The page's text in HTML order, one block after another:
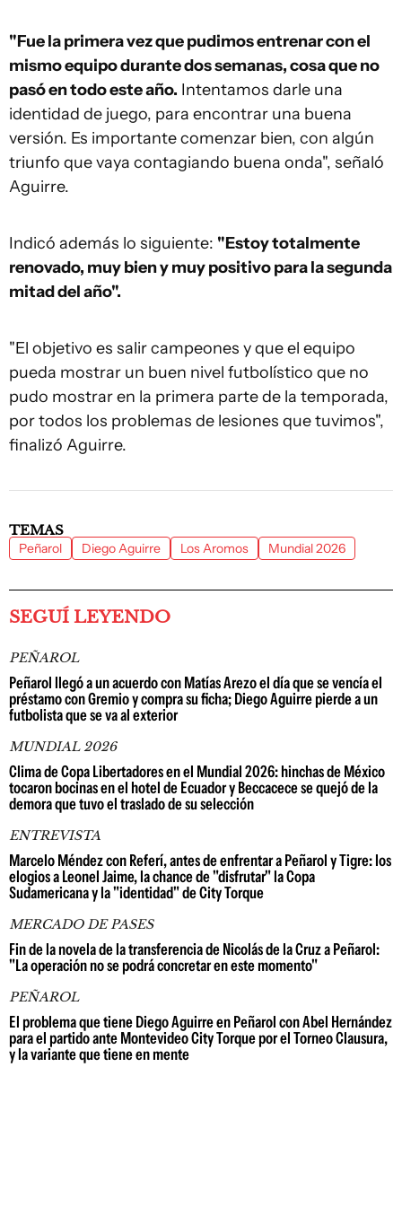
"Fue la primera vez que pudimos entrenar con el
mismo equipo durante dos semanas, cosa que no
pasó en todo este año. Intentamos darle una
identidad de juego, para encontrar una buena
versión. Es importante comenzar bien, con algún
triunfo que vaya contagiando buena onda", señaló
Aguirre.
Indicó además lo siguiente: "Estoy totalmente
renovado, muy bien y muy positivo para la segunda
mitad del año".
"El objetivo es salir campeones y que el equipo
pueda mostrar un buen nivel futbolístico que no
pudo mostrar en la primera parte de la temporada,
por todos los problemas de lesiones que tuvimos",
finalizó Aguirre.
TEMAS
Peñarol Diego Aguirre Los Aromos Mundial 2026
SEGUÍ LEYENDO
PEÑAROL
Peñarol llegó a un acuerdo con Matías Arezo el día que se vencía el
préstamo con Gremio y compra su ficha; Diego Aguirre pierde a un
futbolista que se va al exterior
MUNDIAL 2026
Clima de Copa Libertadores en el Mundial 2026: hinchas de México
tocaron bocinas en el hotel de Ecuador y Beccacece se quejó de la
demora que tuvo el traslado de su selección
ENTREVISTA
Marcelo Méndez con Referí, antes de enfrentar a Peñarol y Tigre: los
elogios a Leonel Jaime, la chance de "disfrutar" la Copa
Sudamericana y la "identidad" de City Torque
MERCADO DE PASES
Fin de la novela de la transferencia de Nicolás de la Cruz a Peñarol:
"La operación no se podrá concretar en este momento"
PEÑAROL
El problema que tiene Diego Aguirre en Peñarol con Abel Hernández
para el partido ante Montevideo City Torque por el Torneo Clausura,
y la variante que tiene en mente